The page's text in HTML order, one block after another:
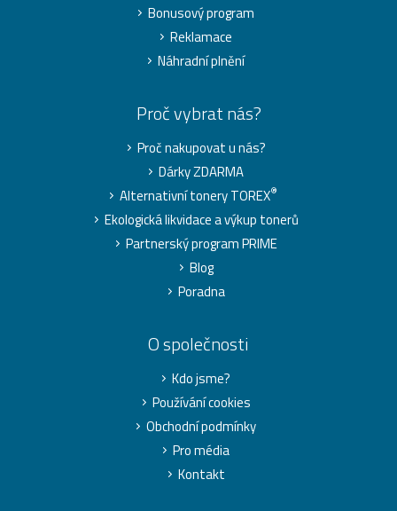
Bonusový program
Reklamace
Náhradní plnění
Proč vybrat nás?
Proč nakupovat u nás?
Dárky ZDARMA
Alternativní tonery TOREX®
Ekologická likvidace a výkup tonerů
Partnerský program PRIME
Blog
Poradna
O společnosti
Kdo jsme?
Používání cookies
Obchodní podmínky
Pro média
Kontakt